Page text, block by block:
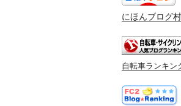
にほんブログ村
自転車ランキン